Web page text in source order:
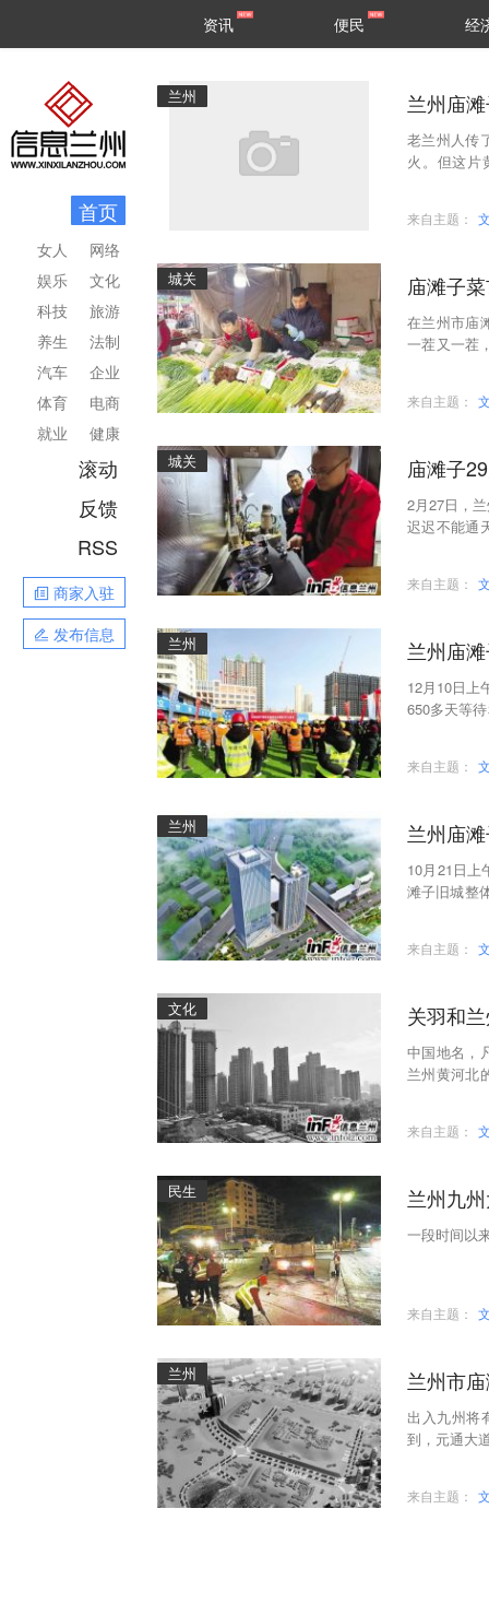
区县
资讯 便民 经
首页
网络
文化
旅游
法制
企业
电商
健康
女人
娱乐
科技
养生
汽车
体育
就业
滚动
反馈
RSS
商家入驻
发布信息
兰州 兰州庙
老兰州人传
火。但这片
来自主题：
城关 庙滩子
在兰州市庙
一茬又一茬
来自主题：
城关 庙滩子
2月27日，
迟迟不能通
来自主题：
兰州 兰州庙
12月10日上
650多天等
来自主题：
兰州 兰州庙
10月21日上
滩子旧城整
来自主题：
文化 关羽和
中国地名，
兰州黄河北
来自主题：
民生 兰州九
一段时间以
来自主题：
兰州 兰州市
出入九州将
到，元通大
来自主题：